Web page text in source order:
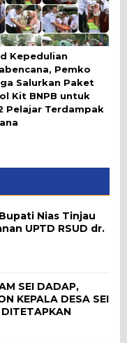
Kepedulian
Pemko
Salurkan Paket
Kit BNPB untuk
Pelajar Terdampak
Nias Tinjau
UPTD RSUD dr.
SEI DADAP,
KEPALA DESA SEI